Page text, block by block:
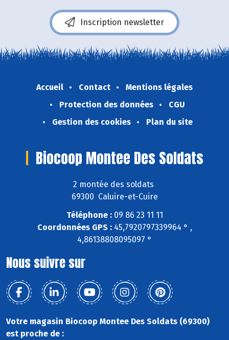
Inscription newsletter
Accueil Contact
Mentions légales
Protection des données
CGU
Gestion des cookies
Plan du site
Biocoop Montee Des Soldats
2 montée des soldats
69300 Caluire-et-Cuire
Téléphone :09 86 23 11 11
Coordonnées GPS :45,7920797339964 ° ,
4,86138808095097 °
Nous suivre sur
Votre magasin Biocoop Montee Des Soldats (69300)
est proche de :